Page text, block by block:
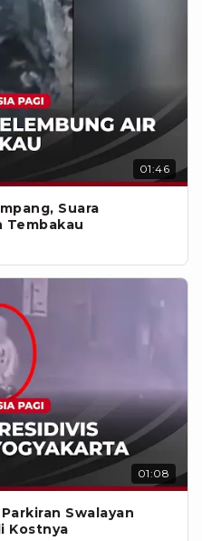
01:46
Suara
Tembakau
01:08
Swalayan
Kostnya